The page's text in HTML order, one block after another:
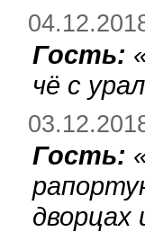
Гость:
чё с
Гость: